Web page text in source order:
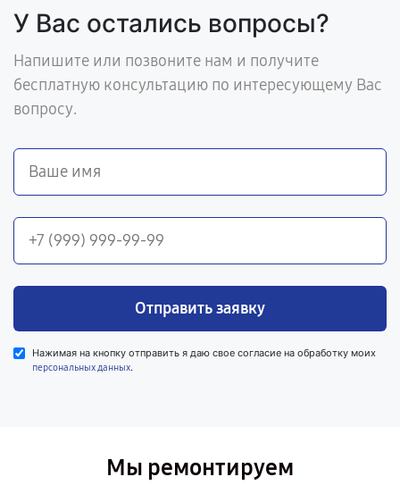
У Вас остались вопросы?
Напишите или позвоните нам и получите
бесплатную консультацию по интересующему Вас
вопросу.
Отправить заявку
Нажимая на кнопку отправить я даю свое согласие на обработку моих
персональных данных.
Мы ремонтируем